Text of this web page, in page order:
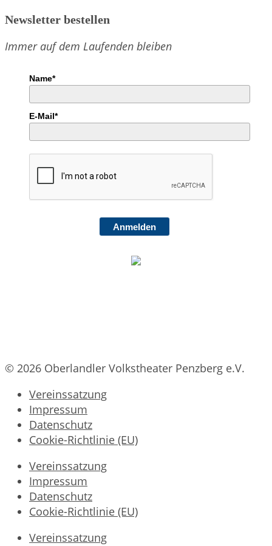
Newsletter bestellen
Immer auf dem Laufenden bleiben
Name*
E-Mail*
Anmelden
© 2026 Oberlandler Volkstheater Penzberg e.V.
Vereinssatzung
Impressum
Datenschutz
Cookie-Richtlinie (EU)
Vereinssatzung
Impressum
Datenschutz
Cookie-Richtlinie (EU)
Vereinssatzung